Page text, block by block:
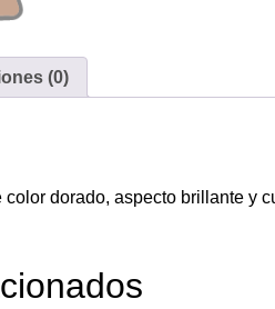
(0)
color dorado, aspecto brillante y